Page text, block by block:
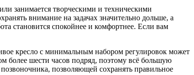
занимается творческими и техническими
внимание на задачах значительно дольше, а
становится спокойнее и комфортнее. Если вам
кресло с минимальным набором регулировок может
более шести часов подряд, поэтому всё большую
позволяющей сохранять правильное